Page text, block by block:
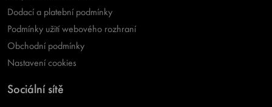
Dodací a platební podmínky
Podmínky užití webového rozhraní
Obchodní podmínky
Nastavení cookies
Sociální sítě